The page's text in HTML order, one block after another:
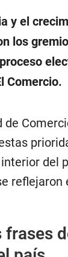
y el
los
Comercio.
de
del
frases